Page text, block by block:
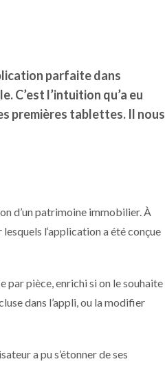
parfaite dans
C’est l’intuition qu’a eu
premières tablettes. Il nous
d’un patrimoine immobilier. À
l‘application a été conçue
par pièce, enrichi si on le souhaite
dans l’appli, ou la modifier
a pu s’étonner de ses